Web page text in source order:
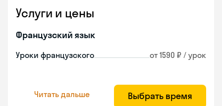
Услуги и цены
Французский язык
Уроки французского от 1590 ₽ / урок
Читать дальше Выбрать время